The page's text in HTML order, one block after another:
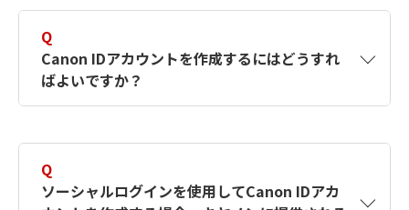
Q
Canon IDアカウントを作成するにはどうすれ
ばよいですか？
す。詳しい作成方法は【カメラ】Canon IDとは
Q
ソーシャルログインを使用してCanon IDアカ